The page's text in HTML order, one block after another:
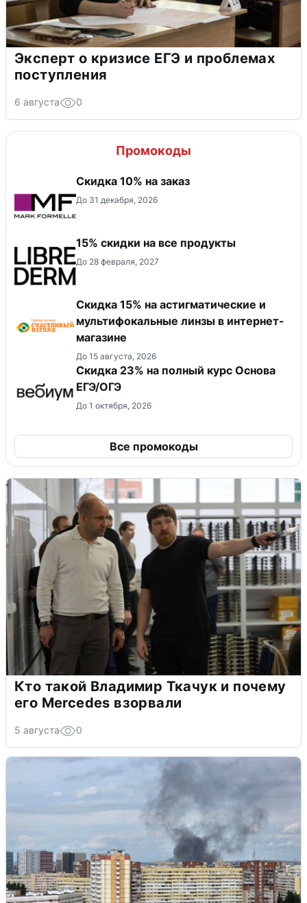
Эксперт о кризисе ЕГЭ и проблемах
поступления
6 августа 0
Промокоды
Скидка 10% на заказ
До 31 декабря, 2026
15% скидки на все продукты
До 28 февраля, 2027
Скидка 15% на астигматические и
мультифокальные линзы в интернет-
магазине
До 15 августа, 2026
Скидка 23% на полный курс Основа
ЕГЭ/ОГЭ
До 1 октября, 2026
Все промокоды
Кто такой Владимир Ткачук и почему
его Mercedes взорвали
5 августа 0